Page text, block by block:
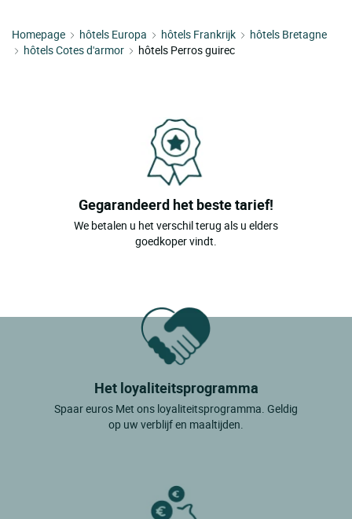
Homepage hôtels Europa hôtels Frankrijk
hôtels Bretagne
hôtels Cotes d'armor
hôtels Perros guirec
Gegarandeerd het beste tarief!
We betalen u het verschil terug als u elders
goedkoper vindt.
Het loyaliteitsprogramma
Spaar euros Met ons loyaliteitsprogramma. Geldig
op uw verblijf en maaltijden.